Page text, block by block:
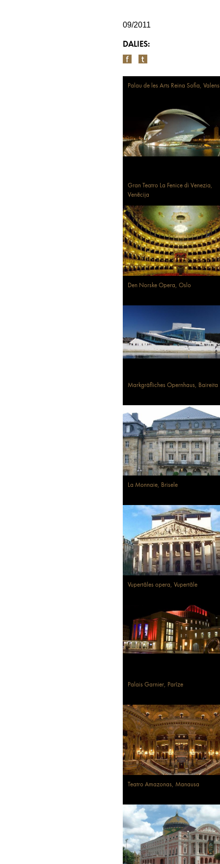
09/2011
DALIES:
Palau de les Arts Reina Sofia,
Gran Teatro La Fenice di Venezia,
Venēcija
Den Norske Opera, Oslo
Markgräfliches Opernhaus, Baireita
La Monnaie, Brisele
Vupertāles opera, Vupertāle
Palais Garnier, Parīze
Teatro Amazonas, Manausa